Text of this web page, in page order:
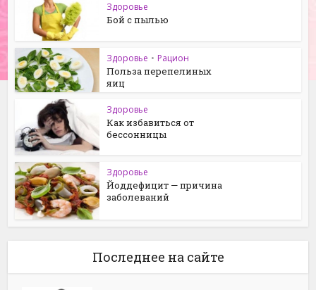
Здоровье
Бой с пылью
Здоровье • Рацион
Польза перепелиных
яиц
Здоровье
Как избавиться от
бессонницы
Здоровье
Йоддефицит — причина
заболеваний
Последнее на сайте